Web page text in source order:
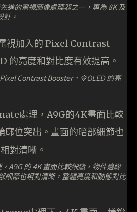
進的電視圖像處理器之一，專為 8K 及
計。
Contrast Booster，令OLED 的亮
A9G 的 4K 畫面比較細繳，物件邊緣
細節也相對清晰，整體亮度和動態對比